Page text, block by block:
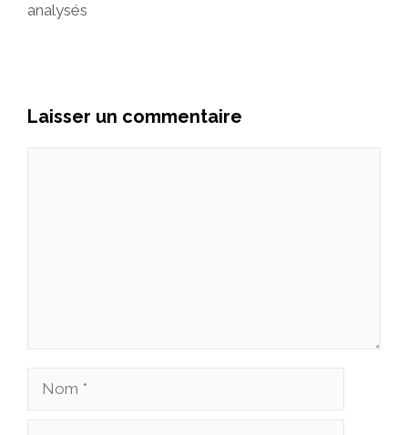
analysés
Laisser un commentaire
Nom